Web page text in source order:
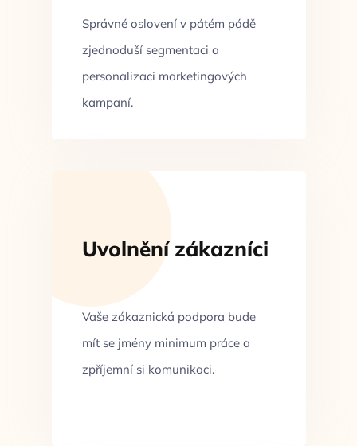
Správné oslovení v pátém pádě
zjednoduší segmentaci a
personalizaci marketingových
kampaní.
Uvolnění zákazníci
Vaše zákaznická podpora bude
mít se jmény minimum práce a
zpříjemní si komunikaci.